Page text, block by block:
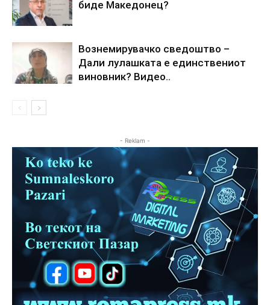
биде Македонец?
Вознемирувачко сведоштво –
Дали лулашката е единствениот
виновник? Видео..
- Reklam -